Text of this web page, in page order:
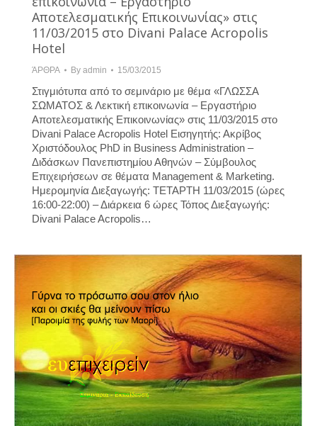
Αποτελεσματικής Επικοινωνίας» στις
11/03/2015 στο Divani Palace Acropolis
Hotel
ΆΡΘΡΑ By admin 15/03/2015
Στιγμιότυπα από το σεμινάριο με θέμα «ΓΛΩΣΣΑ
ΣΩΜΑΤΟΣ & Λεκτική επικοινωνία – Εργαστήριο
Αποτελεσματικής Επικοινωνίας» στις 11/03/2015 στο
Divani Palace Acropolis Hotel Εισηγητής: Ακρίβος
Χριστόδουλος PhD in Business Administration –
Διδάσκων Πανεπιστημίου Αθηνών – Σύμβουλος
Επιχειρήσεων σε θέματα Μanagement & Marketing.
Ημερομηνία Διεξαγωγής: ΤΕΤΑΡΤΗ 11/03/2015 (ώρες
16:00-22:00) – Διάρκεια 6 ώρες Τόπος Διεξαγωγής:
Divani Palace Acropolis…